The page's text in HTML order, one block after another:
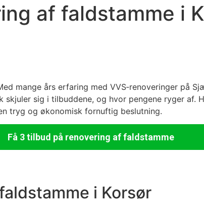
af faldstamme i
mange års erfaring med VVS‑renoveringer
skjuler sig i tilbuddene, og hvor pengene ryger
tryg og økonomisk fornuftig beslutning.
Få 3 tilbud på renovering af faldstamme
i Korsør